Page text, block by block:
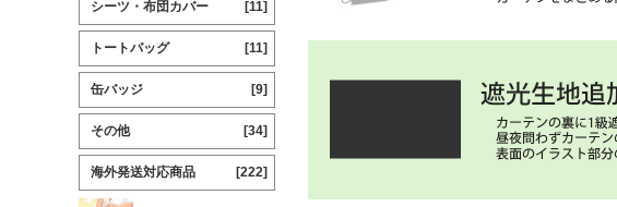
シーツ・布団カバー [11]
トートバッグ [11]
缶バッジ [9]
その他 [34]
海外発送対応商品 [222]